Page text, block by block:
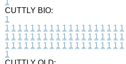
1
CUTTLY BIO:
1
1 1 1 1 1 1 1 1 1 1 1 1 1 1 1 1 1 1 1
1 1 1 1 1 1 1 1 1 1 1 1 1 1 1 1 1 1 1
1 1 1 1 1 1 1 1 1 1 1 1 1 1 1 1 1 1 1
1